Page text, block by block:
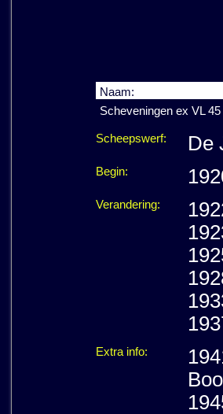
Naam:
Scheveningen ex VL 45
Scheepswerf: De
Begin:
Verandering:
Extra info: